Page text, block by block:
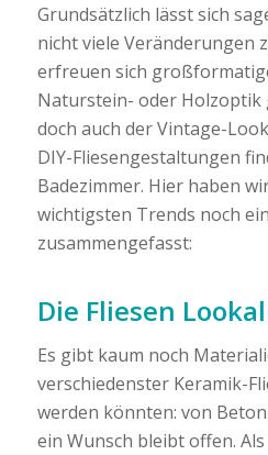
Grundsätzlich lässt sich
nicht viele Veränderungen
erfreuen sich
Naturstein- oder
doch auch der Vintage-
DIY-Fliesengestaltungen
Badezimmer. Hier haben
wichtigsten Trends noch
zusammengefasst:
Die Fliesen
Es gibt kaum noch
verschiedenster Keramik-
werden könnten: von
ein Wunsch bleibt offen.